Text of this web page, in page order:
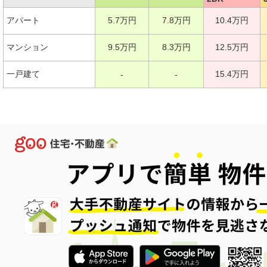
アパート 5.7万円 7.8万円 10.4万円
マンション 9.5万円 8.3万円 12.5万円
一戸建て - - 15.4万円